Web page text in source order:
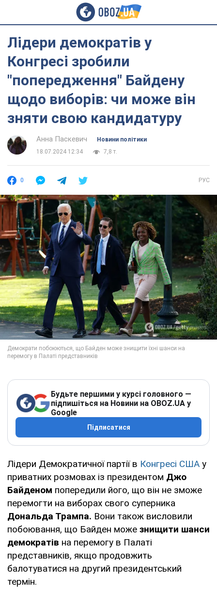
Лідери демократів у
Конгресі зробили
"попередження" Байдену
щодо виборів: чи може він
зняти свою кандидатуру
Анна Паскевич
Новини політики
18.07.2024 12:34
7,8 т.
0 РУС
Будьте першими у курсі головного —
підпишіться на Новини на OBOZ.UA у
Google
Підписатися
Лідери Демократичної партії в Конгресі США у
приватних розмовах із президентом Джо
Байденом попередили його, що він не зможе
перемогти на виборах свого суперника
Дональда Трампа. Вони також висловили
побоювання, що Байден може знищити шанси
демократів на перемогу в Палаті
представників, якщо продовжить
балотуватися на другий президентський
термін.